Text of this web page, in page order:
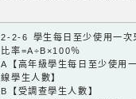
2-2-6 學生每日至少使用一次
比率=A÷B×100％
A【高年級學生每日至少使用
線學生人數】
B【受調查學生人數】